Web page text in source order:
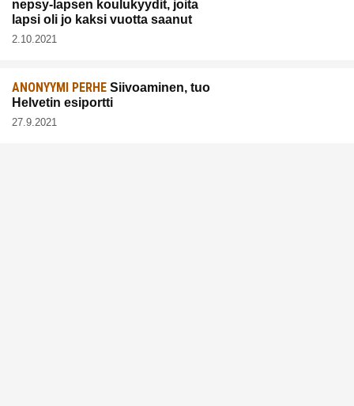
nepsy-lapsen koulukyydit, joita
lapsi oli jo kaksi vuotta saanut
2.10.2021
ANONYYMI PERHE Siivoaminen, tuo
Helvetin esiportti
27.9.2021